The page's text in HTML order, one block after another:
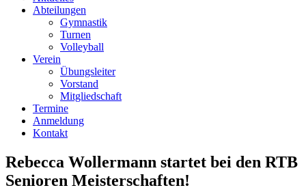
Abteilungen
Gymnastik
Turnen
Volleyball
Verein
Übungsleiter
Vorstand
Mitgliedschaft
Termine
Anmeldung
Kontakt
Rebecca Wollermann startet bei den RTB
Senioren Meisterschaften!